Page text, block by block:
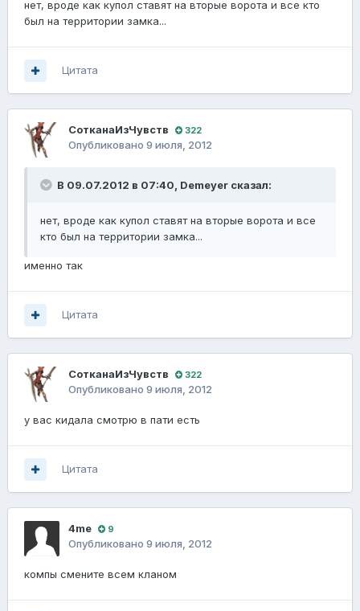
нет, вроде как купол ставят на вторые ворота и все кто
был на территории замка...
Цитата
СотканаИзЧувств 322
Опубликовано 9 июля, 2012
В 09.07.2012 в 07:40, Demeyer сказал:
нет, вроде как купол ставят на вторые ворота и все
кто был на территории замка...
именно так
Цитата
СотканаИзЧувств 322
Опубликовано 9 июля, 2012
у вас кидала смотрю в пати есть
Цитата
4me 9
Опубликовано 9 июля, 2012
компы смените всем кланом